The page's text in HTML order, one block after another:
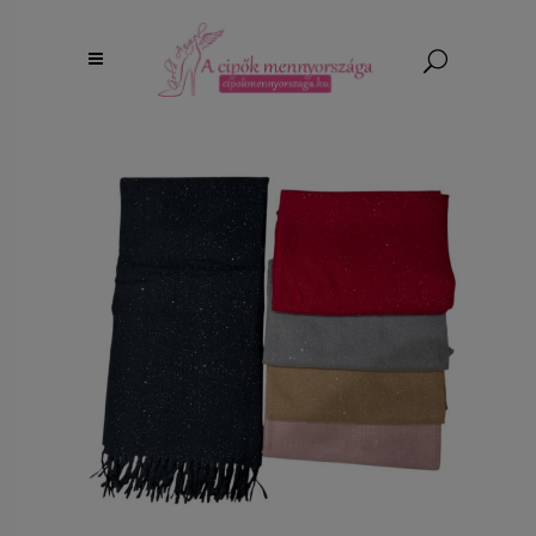
Majd legközelebb, most nem érek rá.
1% KEDVEZMÉNY
PÖRGESS ÉS NYERJ!!
SZERENCSÉT PRÓBÁLOK!
Szabályok:
Napi egy pörgetés
A kuponkód csak egyszer használható fel!